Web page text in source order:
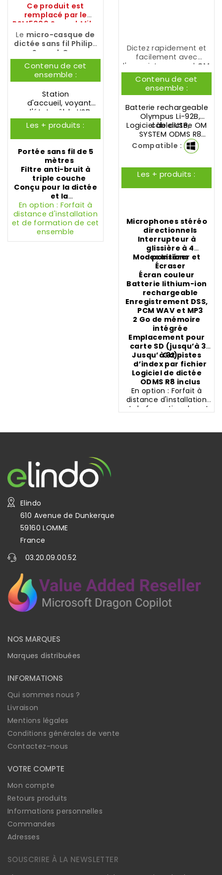
Ce produit est
remplacé par le
PSM5000 SpeechMike
Ambientà découvrir !
Le micro-casque de
dictée sans fil Philips
SpeechOne
PSM6300est doté d'un
microphone de
précision et d'une
sans perte.
Contenu de cet
ensemble :
Station
d'accueil, voyant
d'état, câble USB,
tour de nuque,
bandeau
Les + produits :
Portée sans fil de 5
mètres
Filtre anti-bruit à
triple couche
Conçu pour la dictée
et la
reconnaissance
vocale
En option : Forfait à
distance d'installation
et de formation de cet
ensemble
Dictez rapidement et
facilement avec
l'enregistreur vocal OM
SYSTEM DS-2700.
Contenu de cet
ensemble :
Batterie rechargeable
Olympus Li-92B,
câble USB,
Logiciel de dictée OM
SYSTEM ODMS R8
Dictation
Compatible :
Les + produits :
Microphones stéréo
directionnels
Interrupteur à
glissière à 4
positions
Modes Insérer et
Écraser
Écran couleur
Batterie lithium-ion
rechargeable
Enregistrement DSS,
PCM WAV et MP3
2 Go de mémoire
intégrée
Emplacement pour
carte SD (jusqu’à 32
Go)
Jusqu’à 32 pistes
d’index par fichier
Logiciel de dictée
ODMS R8 inclus
En option : Forfait à
distance d'installation
et de formation de cet
Elindo
610 Avenue de Dunkerque
59160 LOMME
France
03.20.09.00.52
NOS MARQUES
Marques distribuées
INFORMATIONS
Qui sommes nous ?
Livraison
Mentions légales
Conditions générales de vente
Contactez-nous
VOTRE COMPTE
Mon compte
Retours produits
Informations personnelles
Commandes
Adresses
SOUSCRIRE À LA NEWSLETTER